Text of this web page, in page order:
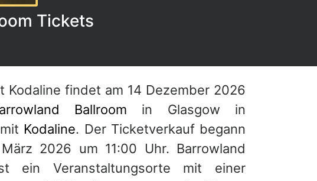
Tickets
Kodaline findet am 14 Dezember 2026
Ballroom in Glasgow in
Kodaline. Der Ticketverkauf begann
2026 um 11:00 Uhr. Barrowland
ein Veranstaltungsorte mit einer